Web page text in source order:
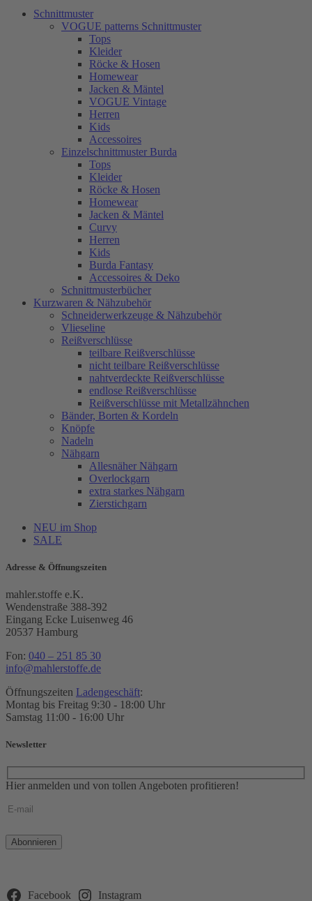
Schnittmuster
VOGUE patterns Schnittmuster
Tops
Kleider
Röcke & Hosen
Homewear
Jacken & Mäntel
VOGUE Vintage
Herren
Kids
Accessoires
Einzelschnittmuster Burda
Tops
Kleider
Röcke & Hosen
Homewear
Jacken & Mäntel
Curvy
Herren
Kids
Burda Fantasy
Accessoires & Deko
Schnittmusterbücher
Kurzwaren & Nähzubehör
Schneiderwerkzeuge & Nähzubehör
Vlieseline
Reißverschlüsse
teilbare Reißverschlüsse
nicht teilbare Reißverschlüsse
nahtverdeckte Reißverschlüsse
endlose Reißverschlüsse
Reißverschlüsse mit Metallzähnchen
Bänder, Borten & Kordeln
Knöpfe
Nadeln
Nähgarn
Allesnäher Nähgarn
Overlockgarn
extra starkes Nähgarn
Zierstichgarn
NEU im Shop
SALE
Adresse & Öffnungszeiten
mahler.stoffe e.K.
Wendenstraße 388-392
Eingang Ecke Luisenweg 46
20537 Hamburg
Fon: 040 – 251 85 30
info@mahlerstoffe.de
Öffnungszeiten Ladengeschäft:
Montag bis Freitag 9:30 - 18:00 Uhr
Samstag 11:00 - 16:00 Uhr
Newsletter
Hier anmelden und von tollen Angeboten profitieren!
Bitte
lasse
leer.
Facebook Instagram